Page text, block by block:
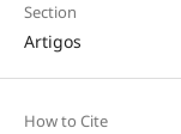
Section
Artigos
How to Cite